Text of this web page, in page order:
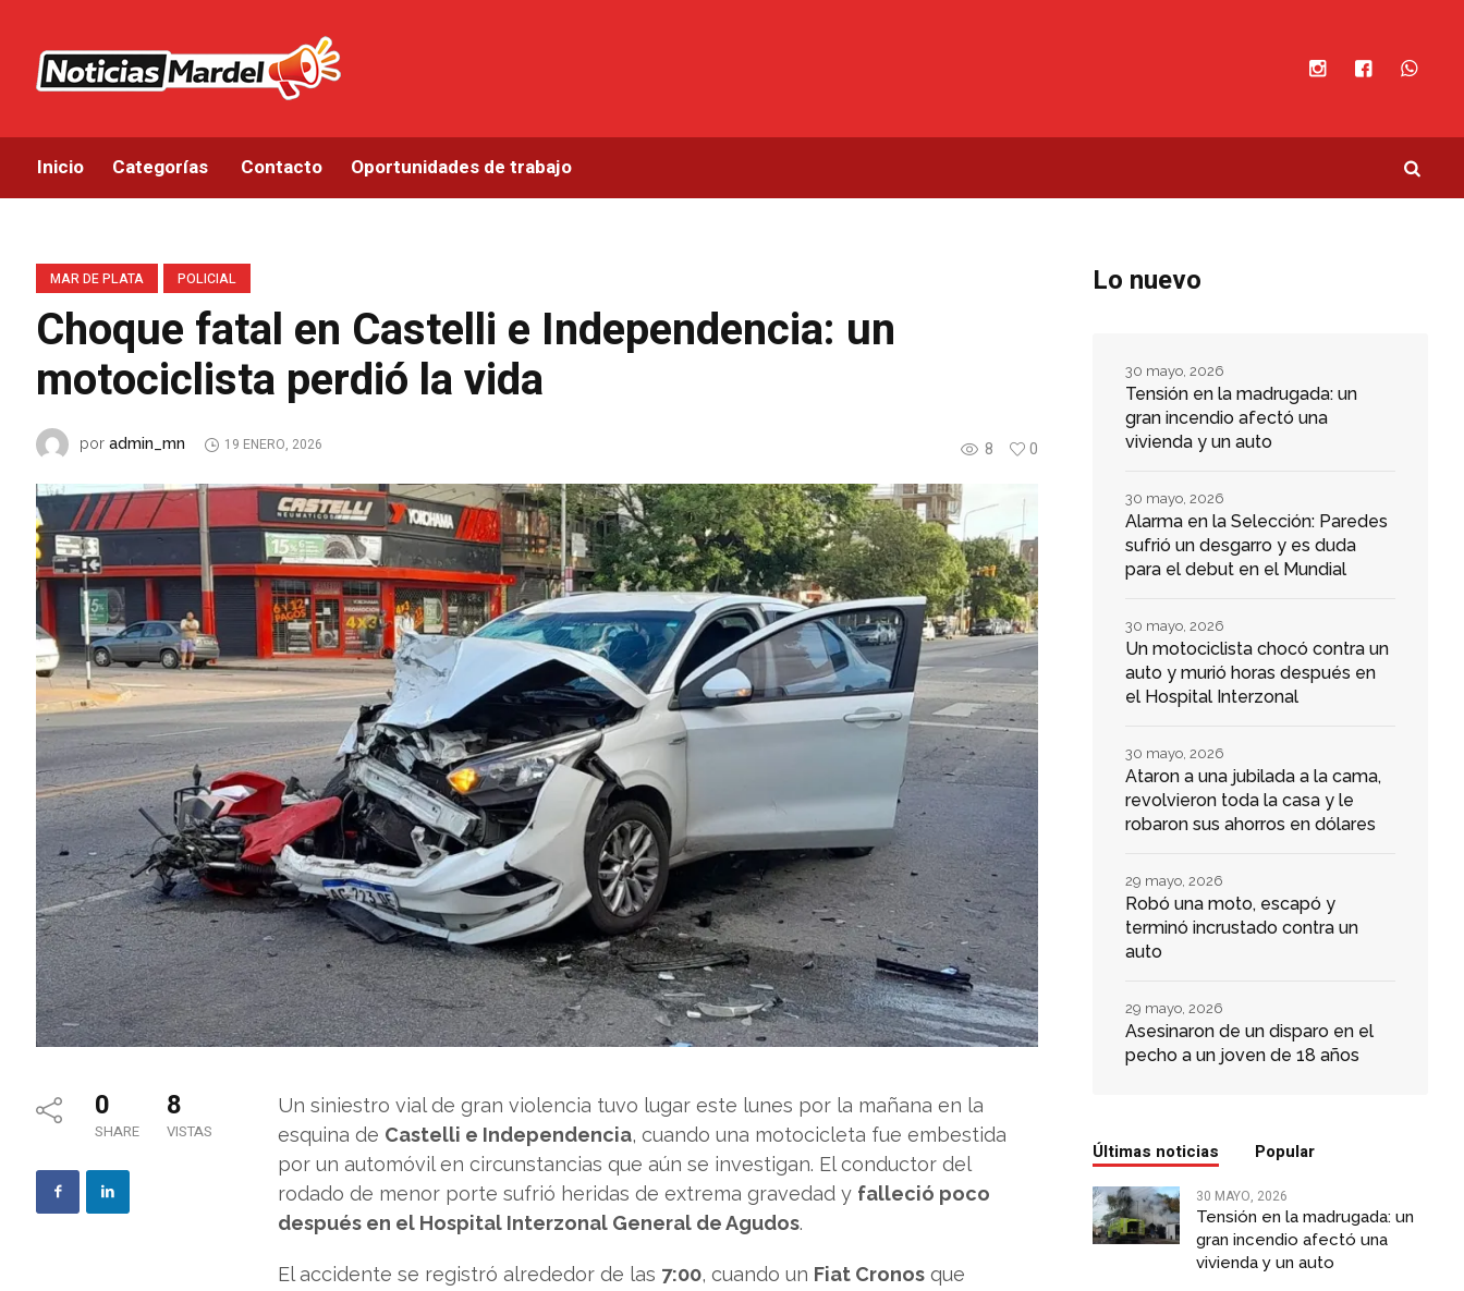
Inicio Categorías Contacto Oportunidades de trabajo
MAR DE PLATA POLICIAL
Choque fatal en Castelli e Independencia: un
motociclista perdió la vida
8 0
poradmin_mn 19 ENERO, 2026
0
SHARE
8
VISTAS
Un siniestro vial de gran violencia tuvo lugar este lunes por la mañana en la
esquina de Castelli e Independencia, cuando una motocicleta fue embestida
por un automóvil en circunstancias que aún se investigan. El conductor del
rodado de menor porte sufrió heridas de extrema gravedad y falleció poco
después en el Hospital Interzonal General de Agudos.
El accidente se registró alrededor de las 7:00, cuando un Fiat Cronos que
Lo nuevo
Tensión en la madrugada: un
gran incendio afectó una
vivienda y un auto
30 mayo, 2026
Alarma en la Selección: Paredes
sufrió un desgarro y es duda
para el debut en el Mundial
30 mayo, 2026
Un motociclista chocó contra un
auto y murió horas después en
el Hospital Interzonal
30 mayo, 2026
Ataron a una jubilada a la cama,
revolvieron toda la casa y le
robaron sus ahorros en dólares
30 mayo, 2026
Robó una moto, escapó y
terminó incrustado contra un
auto
29 mayo, 2026
Asesinaron de un disparo en el
pecho a un joven de 18 años
29 mayo, 2026
Últimas noticias Popular
30 MAYO, 2026
Tensión en la madrugada: un
gran incendio afectó una
vivienda y un auto